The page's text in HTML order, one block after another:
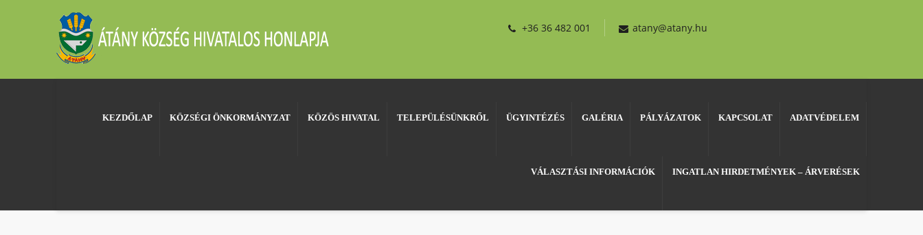
+36 36 482 001 atany@atany.hu
KEZDŐLAP KÖZSÉGI ÖNKORMÁNYZAT KÖZÖS HIVATAL TELEPÜLÉSÜNKRŐL ÜGYINTÉZÉS GALÉRIA PÁLYÁZATOK KAPCSOLAT ADATVÉDELEM
VÁLASZTÁSI INFORMÁCIÓK INGATLAN HIRDETMÉNYEK – ÁRVERÉSEK